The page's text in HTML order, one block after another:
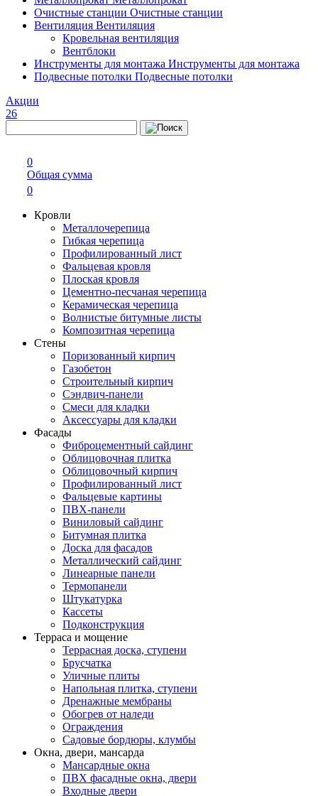
Очистные станции Очистные станции
Вентиляция Вентиляция
Кровельная вентиляция
Вентблоки
Инструменты для монтажа Инструменты для монтажа
Подвесные потолки Подвесные потолки
Акции
26
0
Общая сумма
0
Кровли
Металлочерепица
Гибкая черепица
Профилированный лист
Фальцевая кровля
Плоская кровля
Цементно-песчаная черепица
Керамическая черепица
Волнистые битумные листы
Композитная черепица
Стены
Поризованный кирпич
Газобетон
Строительный кирпич
Сэндвич-панели
Смеси для кладки
Аксессуары для кладки
Фасады
Фиброцементный сайдинг
Облицовочная плитка
Облицовочный кирпич
Профилированный лист
Фальцевые картины
ПВХ-панели
Виниловый сайдинг
Битумная плитка
Доска для фасадов
Металлический сайдинг
Линеарные панели
Термопанели
Штукатурка
Кассеты
Подконструкция
Терраса и мощение
Террасная доска, ступени
Брусчатка
Уличные плиты
Напольная плитка, ступени
Дренажные мембраны
Обогрев от наледи
Ограждения
Садовые бордюры, клумбы
Окна, двери, мансарда
Мансардные окна
ПВХ фасадные окна, двери
Входные двери